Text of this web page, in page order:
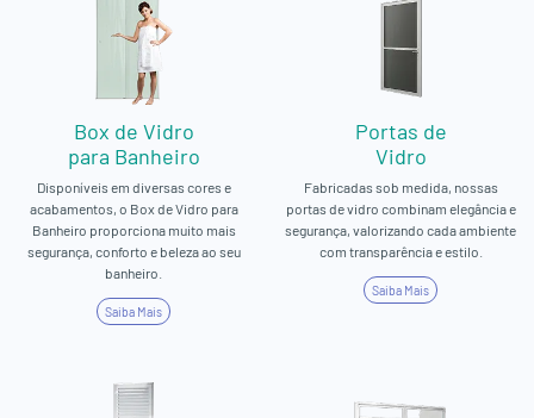
Box de Vidro
para Banheiro
Disponíveis em diversas cores e
acabamentos, o Box de Vidro para
Banheiro proporciona muito mais
segurança, conforto e beleza ao seu
banheiro.
Saiba Mais
Portas de
Vidro
Fabricadas sob medida, nossas
portas de vidro combinam elegância e
segurança, valorizando cada ambiente
com transparência e estilo.
Saiba Mais